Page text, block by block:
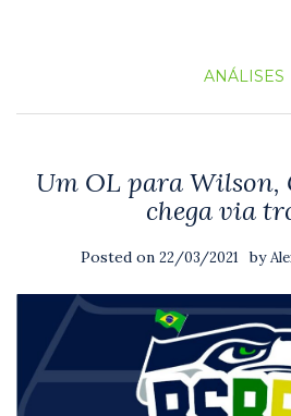
ANÁLISES
Um OL para Wilson,
chega via
Posted on 22/03/2021 by